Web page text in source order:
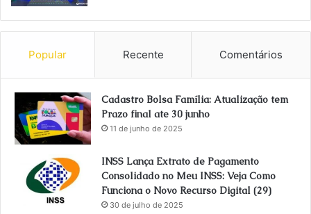
Popular Recente Comentários
Cadastro Bolsa Família: Atualização tem
Prazo final ate 30 junho
11 de junho de 2025
INSS Lança Extrato de Pagamento
Consolidado no Meu INSS: Veja Como
Funciona o Novo Recurso Digital (29)
30 de julho de 2025